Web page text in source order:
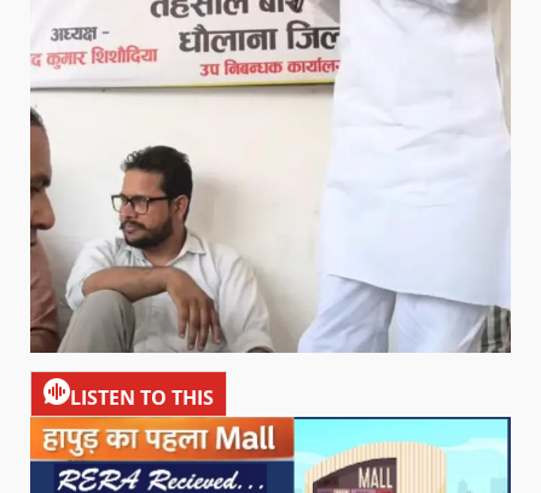
LISTEN TO THIS